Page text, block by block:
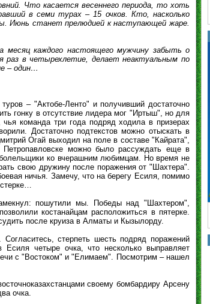
Что касается весеннего периода, то хоть
в семи турах – 15 очков. Кто, насколько
Июнь станет прелюдией к наступающей жаре.
месяц каждого настоящего мужчину забыть о
в четырехлетие, делает неактуальным по
– один…
– "Актобе-Ленто" и получивший достаточно
гонку в отсутствие лидера мог "Иртыш", но для
команда три года подряд ходила в призерах
Достаточно подтекстов можно отыскать в
Огай выходил на поле в составе "Кайрата",
можно было рассуждать еще в
ко вчерашним любимцам. Но время не
свою дружину после поражения от "Шахтера".
ничья. Замечу, что на берегу Есиля, помимо
пошутили мы. Победы над "Шахтером",
костанайцам расположиться в пятерке.
после круиза в Алматы и Кызылорду.
стерпеть шесть подряд поражений
четыре очка, что несколько выправляет
с "Востоком" и "Елимаем". Посмотрим – нашел
своему бомбардиру Арсену
очка.